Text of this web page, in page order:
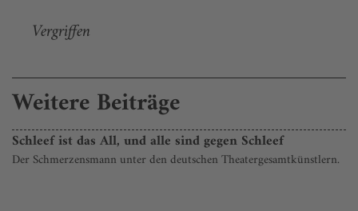
Vergriffen
Weitere Beiträge
Schleef ist das All, und alle sind gegen Schleef
Der Schmerzensmann unter den deutschen Theatergesamt­künstlern.